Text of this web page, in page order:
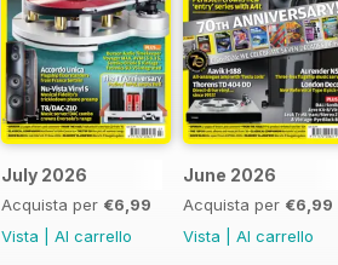
July 2026
Acquista per €6,99
Vista
Al carrello
June 2026
Acquista per €6,99
Vista
Al carrello